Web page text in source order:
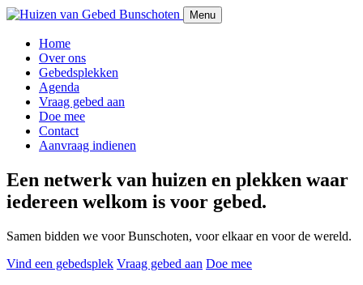
Menu
Home
Over ons
Gebedsplekken
Agenda
Vraag gebed aan
Doe mee
Contact
Aanvraag indienen
Een netwerk van huizen en plekken waar
iedereen welkom is voor gebed.
Samen bidden we voor Bunschoten, voor elkaar en voor de wereld.
Vind een gebedsplek Vraag gebed aan Doe mee